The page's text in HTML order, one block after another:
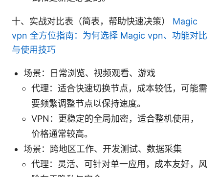
十、实战对比表（简表，帮助快速决策） Magic
vpn 全方位指南：为何选择 Magic vpn、功能对比
与使用技巧
场景：日常浏览、视频观看、游戏
代理：适合快速切换节点，成本较低，可能需
要频繁调整节点以保持速度。
VPN：更稳定的全局加密，适合整机使用，
价格通常较高。
场景：跨地区工作、开发测试、数据采集
代理：灵活、可针对单一应用，成本友好，风